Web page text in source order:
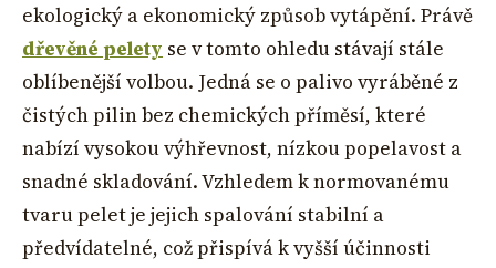
ekologický a ekonomický způsob vytápění. Právě
dřevěné pelety se v tomto ohledu stávají stále
oblíbenější volbou. Jedná se o palivo vyráběné z
čistých pilin bez chemických příměsí, které
nabízí vysokou výhřevnost, nízkou popelavost a
snadné skladování. Vzhledem k normovanému
tvaru pelet je jejich spalování stabilní a
předvídatelné, což přispívá k vyšší účinnosti